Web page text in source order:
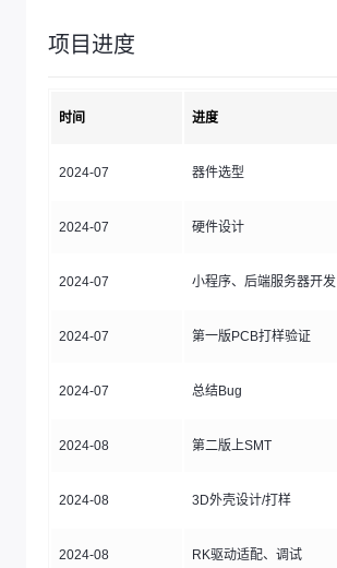
项目进度
时间 进度
2024-07 器件选型
2024-07 硬件设计
2024-07 小程序、后端服务器开发
2024-07 第一版PCB打样验证
2024-07 总结Bug
2024-08 第二版上SMT
2024-08 3D外壳设计/打样
2024-08 RK驱动适配、调试